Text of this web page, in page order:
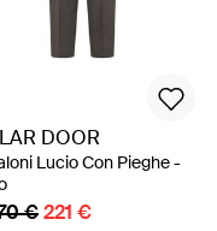
DOOR
Lucio Con Pieghe -
€221 €